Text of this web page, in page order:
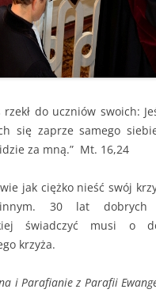
rzekł do uczniów swoich:
się zaprze samego
za mną.” Mt. 16,24
jak ciężko nieść swój
30 lat dobrych
świadczyć musi o
krzyża.
i Parafianie z Parafii